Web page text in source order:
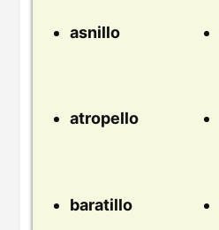
asnillo
atropello
baratillo